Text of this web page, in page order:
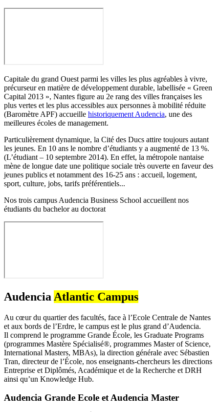
Capitale du grand Ouest parmi les villes les plus agréables à vivre,
précurseur en matière de développement durable, labellisée « Green
Capital 2013 », Nantes figure au 2e rang des villes françaises les
plus vertes et les plus accessibles aux personnes à mobilité réduite
(Baromètre APF) accueille historiquement Audencia, une des
meilleures écoles de management.
Particulièrement dynamique, la Cité des Ducs attire toujours autant
les jeunes. En 10 ans le nombre d’étudiants y a augmenté de 13 %.
(L’étudiant – 10 septembre 2014). En effet, la métropole nantaise
mène de longue date une politique sociale très ouverte en faveur des
jeunes publics et notamment des 16-25 ans : accueil, logement,
sport, culture, jobs, tarifs préférentiels...
Nos trois campus Audencia Business School accueillent nos
étudiants du bachelor au doctorat
Audencia Atlantic Campus
Au cœur du quartier des facultés, face à l’Ecole Centrale de Nantes
et aux bords de l’Erdre, le campus est le plus grand d’Audencia.
Il comprend le programme Grande École, les Graduate Programs
(programmes Mastère Spécialisé®, programmes Master of Science,
International Masters, MBAs), la direction générale avec Sébastien
Tran, directeur de l’École, nos enseignants-chercheurs les directions
Entreprise et Diplômés, Académique et de la Recherche et DRH
ainsi qu’un Knowledge Hub.
Audencia Grande Ecole et Audencia Master